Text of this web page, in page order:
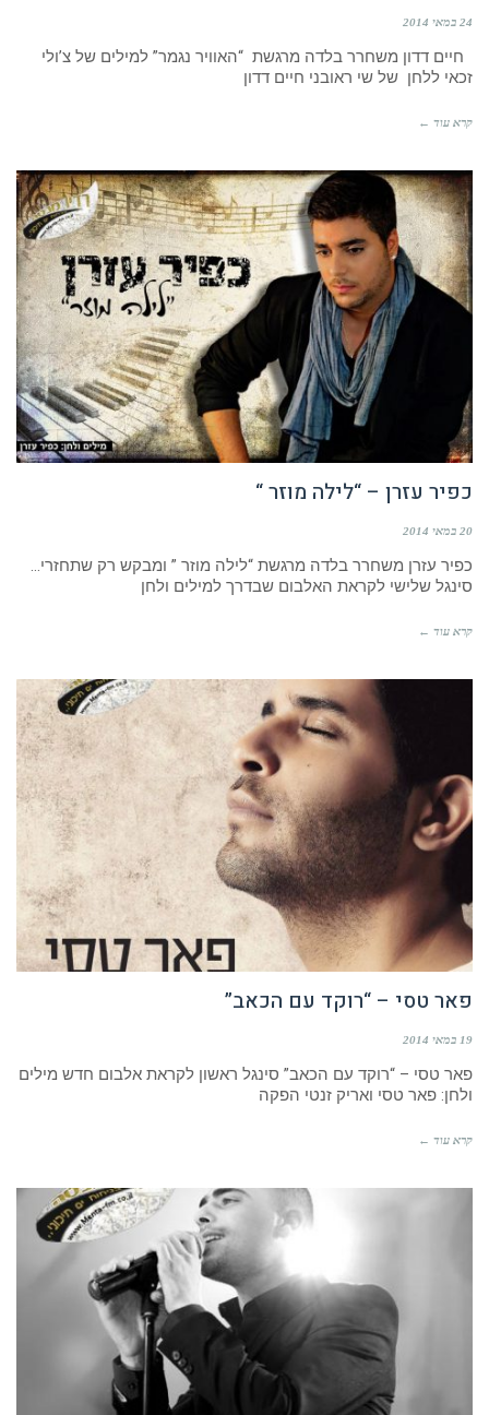
24 במאי 2014
חיים דדון משחרר בלדה מרגשת “האוויר נגמר” למילים של צ’ולי
זכאי ללחן של שי ראובני חיים דדון
קרא עוד ←
כפיר עזרן – “לילה מוזר “
20 במאי 2014
כפיר עזרן משחרר בלדה מרגשת “לילה מוזר ” ומבקש רק שתחזרי…
סינגל שלישי לקראת האלבום שבדרך למילים ולחן
קרא עוד ←
פאר טסי – “רוקד עם הכאב”
19 במאי 2014
פאר טסי – “רוקד עם הכאב” סינגל ראשון לקראת אלבום חדש מילים
ולחן: פאר טסי ואריק זנטי הפקה
קרא עוד ←